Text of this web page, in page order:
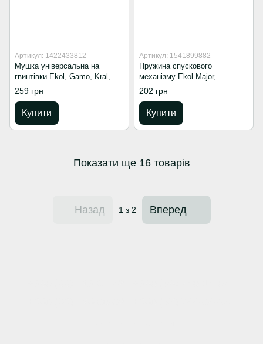
Артикул: 1422433812
Мушка універсальна на
гвинтівки Ekol, Gamo, Kral,
Crosman
259 грн
Купити
Артикул: 1541899882
Пружина спускового
механізму Ekol Major,
Ultimate, Thunder
(HT.104.06TISY)
202 грн
Купити
Показати ще 16 товарів
Назад 1з 2 Вперед